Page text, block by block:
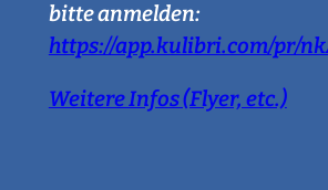
bitte anmelden:
https://app.kulibri.com/pr/
Weitere Infos (Flyer, etc.)